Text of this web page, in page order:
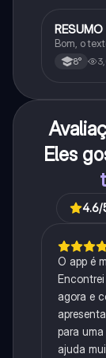
Português
Bom, o
8°
Eles
4.6/
O app é
agora e
para
ajuda